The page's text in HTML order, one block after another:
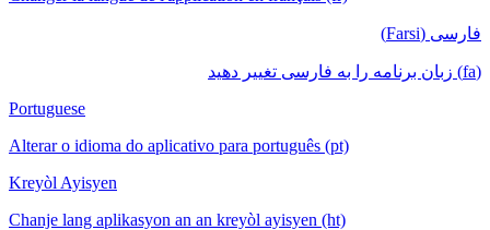
فارسی (Farsi)
(fa) زبان برنامه را به فارسی تغییر دهید
Portuguese
Alterar o idioma do aplicativo para português (pt)
Kreyòl Ayisyen
Chanje lang aplikasyon an an kreyòl ayisyen (ht)